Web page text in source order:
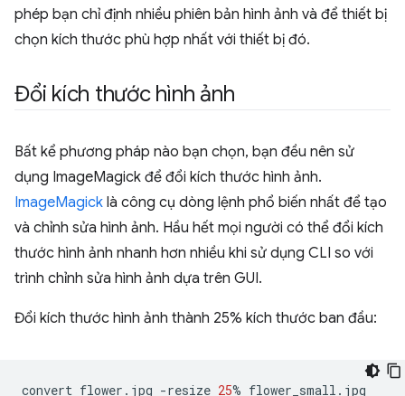
phép bạn chỉ định nhiều phiên bản hình ảnh và để thiết bị
chọn kích thước phù hợp nhất với thiết bị đó.
Đổi kích thước hình ảnh
Bất kể phương pháp nào bạn chọn, bạn đều nên sử
dụng ImageMagick để đổi kích thước hình ảnh.
ImageMagick là công cụ dòng lệnh phổ biến nhất để tạo
và chỉnh sửa hình ảnh. Hầu hết mọi người có thể đổi kích
thước hình ảnh nhanh hơn nhiều khi sử dụng CLI so với
trình chỉnh sửa hình ảnh dựa trên GUI.
Đổi kích thước hình ảnh thành 25% kích thước ban đầu:
convert flower.jpg -resize 25%